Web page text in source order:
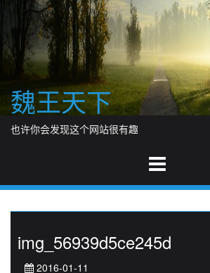
content
魏王天下
也许你会发现这个网站很有趣
img_56939d5ce245d
2016-01-11